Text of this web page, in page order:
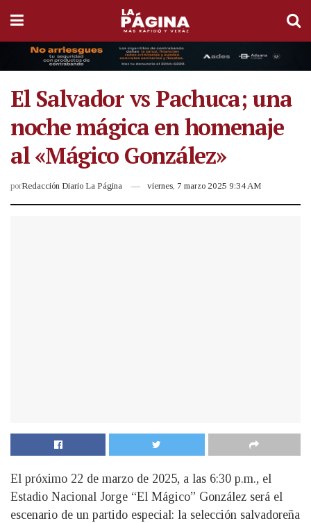
El Salvador vs Pachuca; una
noche mágica en homenaje
al «Mágico González»
porRedacción Diario La Página viernes, 7 marzo 2025 9:34 AM
El próximo 22 de marzo de 2025, a las 6:30 p.m., el
Estadio Nacional Jorge “El Mágico” González será el
escenario de un partido especial: la selección salvadoreña